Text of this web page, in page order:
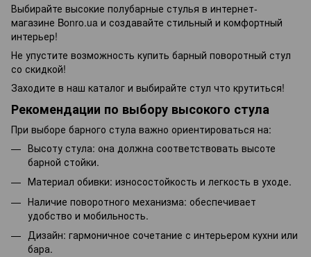
Выбирайте высокие полубарные стулья в интернет-
магазине Bonro.ua и создавайте стильный и комфортный
интерьер!
Не упустите возможность купить барный поворотный стул
со скидкой!
Заходите в наш каталог и выбирайте стул что крутиться!
Рекомендации по выбору высокого стула
При выборе барного стула важно ориентироваться на:
Высоту стула: она должна соответствовать высоте
барной стойки.
Материал обивки: износостойкость и легкость в уходе.
Наличие поворотного механизма: обеспечивает
удобство и мобильность.
Дизайн: гармоничное сочетание с интерьером кухни или
бара.